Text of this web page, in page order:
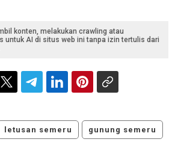
konten, melakukan crawling atau
untuk AI di situs web ini tanpa izin tertulis dari
letusan semeru gunung semeru